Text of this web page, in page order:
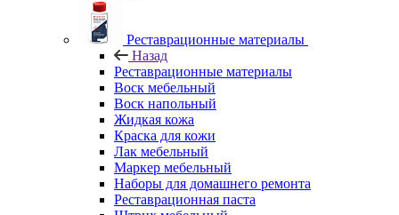
Реставрационные материалы
Назад
Реставрационные материалы
Воск мебельный
Воск напольный
Жидкая кожа
Краска для кожи
Лак мебельный
Маркер мебельный
Наборы для домашнего ремонта
Реставрационная паста